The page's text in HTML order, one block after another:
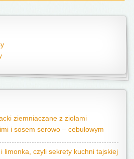
ziemniaczane z ziołami
i sosem serowo – cebulowym
limonka, czyli sekrety kuchni tajskiej